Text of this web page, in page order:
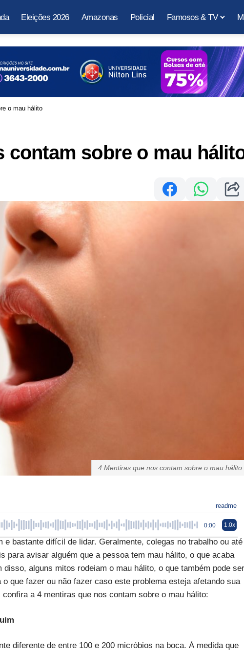
Eleições 2026 Amazonas Policial Famosos & TV
o mau hálito
contam sobre o mau
4 Mentiras que nos contam sobre o mau hálito
readme
0:00 1.0x
e bastante difícil de lidar. Geralmente, colegas no trabalho ou até
para avisar alguém que a pessoa tem mau hálito, o que acaba
alguns mitos rodeiam o mau hálito, o que também pode ser
que fazer ou não fazer caso este problema esteja afetando sua
a 4 mentiras que nos contam sobre o mau hálito:
diferente de entre 100 e 200 micróbios na boca. À medida que